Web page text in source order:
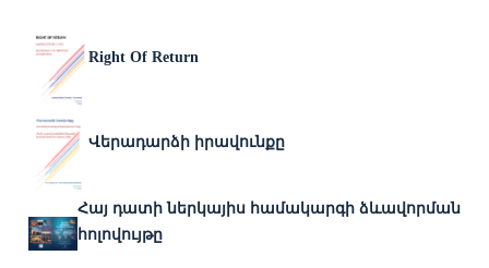
Right Of Return
Վերադարձի իրավունքը
Հայ դատի ներկայիս համակարգի ձևավորման
հոլովույթը